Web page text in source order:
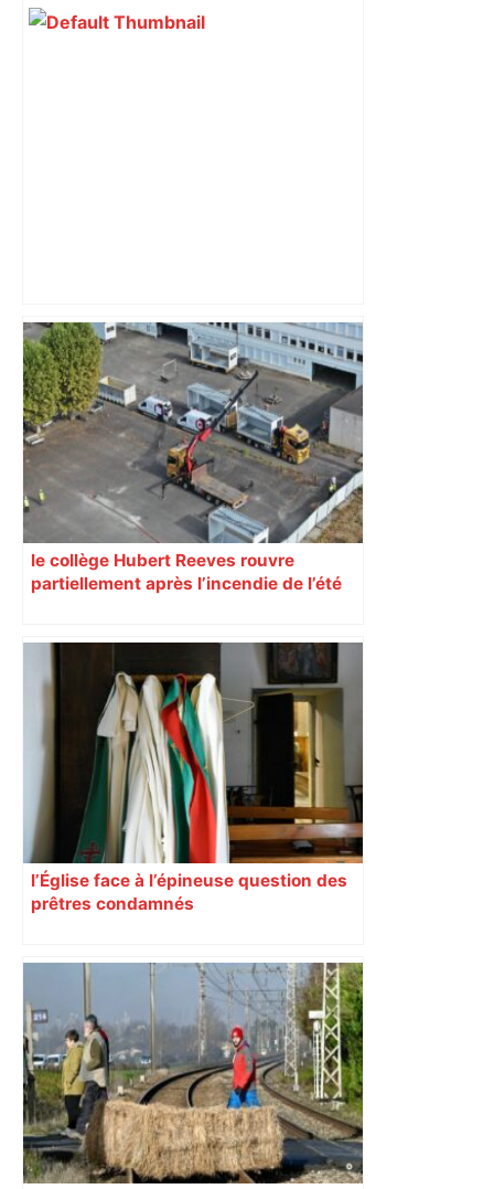
Bilan du marché du logement neuf :
une lueur d'espoir pour l'immobilier à
Toulouse ? – Actu.fr
le collège Hubert Reeves rouvre
partiellement après l’incendie de l’été
l’Église face à l’épineuse question des
prêtres condamnés